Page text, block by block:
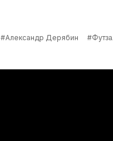
#Александр Дерябин